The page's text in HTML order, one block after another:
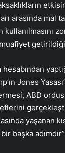
arasında mal
Jones
ABD
yaşanan
başka